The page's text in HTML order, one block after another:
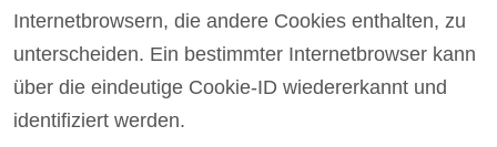
Internetbrowsern, die andere Cookies enthalten, zu
unterscheiden. Ein bestimmter Internetbrowser kann
über die eindeutige Cookie-ID wiedererkannt und
identifiziert werden.